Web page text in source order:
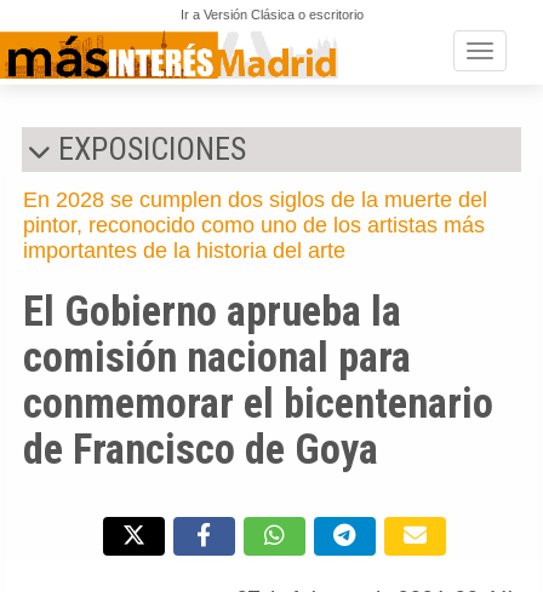
Ir a Versión Clásica o escritorio
Toggle
EXPOSICIONES
En 2028 se cumplen dos siglos de la muerte del
pintor, reconocido como uno de los artistas más
importantes de la historia del arte
El Gobierno aprueba la
comisión nacional para
conmemorar el bicentenario
de Francisco de Goya